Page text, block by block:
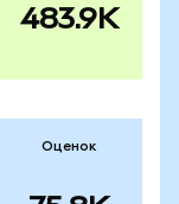
483.9K
Оценок